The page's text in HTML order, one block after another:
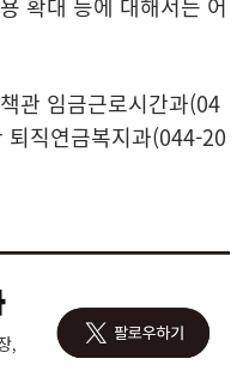
확대 등에 대해서는 어
관 임금근로시간과(04
직연금복지과(044-20